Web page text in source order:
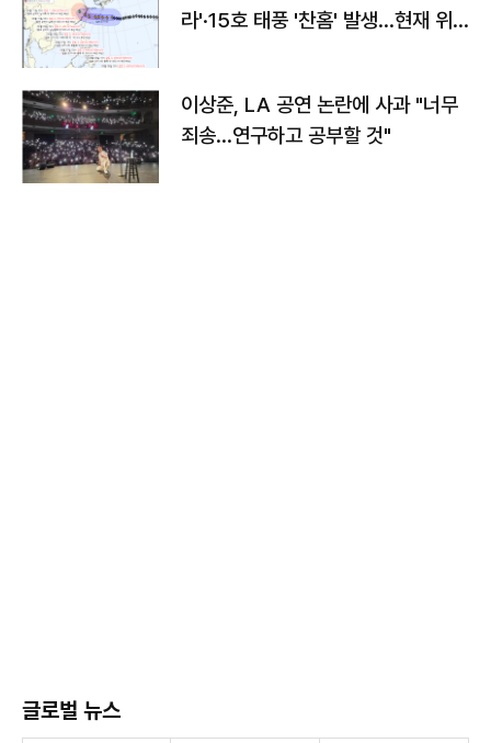
라'·15호 태풍 '찬홈' 발생…현재 위
이상준, LA 공연 논란에 사과 "너무
죄송…연구하고 공부할 것"
글로벌 뉴스